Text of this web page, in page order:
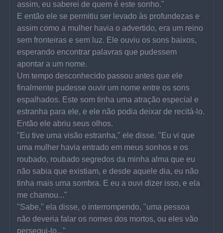
assim, eu saberei de quem é este sonho."
E então ele se permitiu ser levado às profundezas e
assim como a mulher havia o advertido, era um reino
sem fronteiras e sem luz. Ele ouviu os sons baixos,
esperando encontrar palavras que pudessem
apontar a um nome.
Um tempo desconhecido passou antes que ele
finalmente pudesse ouvir um nome entre os sons
espalhados. Este som tinha uma atração especial e
estranha para ele, e ele não podia deixar de recitá-lo.
Então ele abriu seus olhos.
"Eu tive uma visão estranha," ele disse. "Eu vi que
uma mulher havia entrado em meus sonhos e os
roubado, roubado segredos da minha alma que eu
não sabia que existiam, e desde aquele dia, eu não
tinha mais uma sombra. E eu a ouvi dizer isso, e ela
me chamou..."
"Sabe," ela disse, o interrompendo, "uma pessoa
não deveria falar os nomes dos mortos, ou eles vão
persegui-lo..."